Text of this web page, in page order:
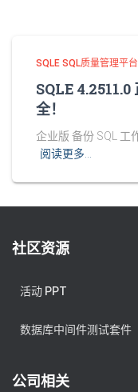
SQLE SQL质量管理平台
SQLE
全！
企业版 备份 SQL 工
阅读更多…
社区资源
活动 PPT
数据库中间件测试套件
公司相关